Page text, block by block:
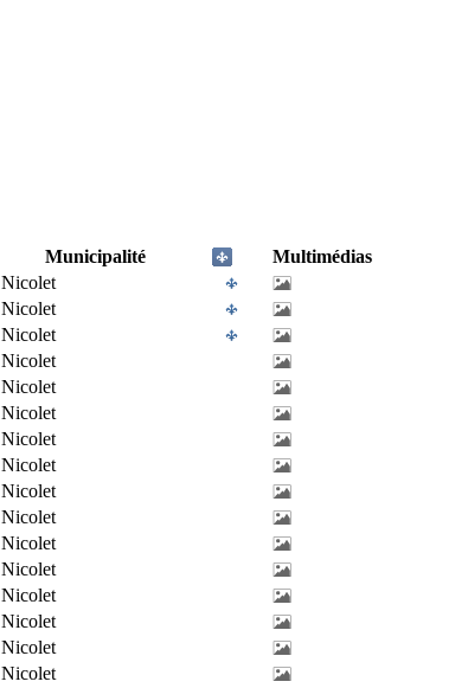
Municipalité
Multimédias
Nicolet
Nicolet
Nicolet
Nicolet
Nicolet
Nicolet
Nicolet
Nicolet
Nicolet
Nicolet
Nicolet
Nicolet
Nicolet
Nicolet
Nicolet
Nicolet